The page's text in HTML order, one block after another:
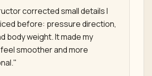
to real spa standards.
was clear from the first
I came as a beginner and
sequence, better posture